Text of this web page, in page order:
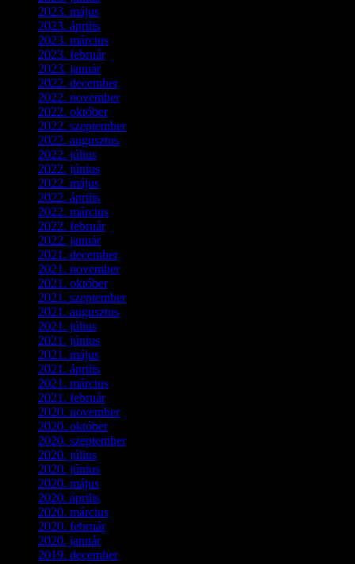
2023. május
2023. április
2023. március
2023. február(4)
2023. január(1)
2022. december(2)
2022. november(4)
2022. október(8)
2022. szeptember(9)
2022. augusztus
2022. július
2022. június
2022. május
2022. április
2022. március
2022. február(4)
2022. január(3)
2021. december(2)
2021. november(5)
2021. október(8)
2021. szeptember(4)
2021. augusztus
2021. július
2021. június
2021. május
2021. április
2021. március
2021. február(4)
2020. november(4)
2020. október(4)
2020. szeptember(1)
2020. július
2020. június
2020. május
2020. április
2020. március
2020. február(6)
2020. január(1)
2019. december(4)